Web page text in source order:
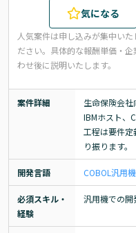
気になる
人気案件は申し込みが集中い
ださい。 具体的な報酬単価・
わせ後に説明いたします。
案件詳細
生命保険会社
IBMホスト、
工程は要件定
り振ります。
開発言語 COBOL 汎用機
必須スキル・
経験
汎用機での開